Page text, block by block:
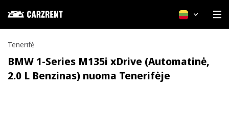
Lietuvių
Tenerifė
BMW 1-Series M135i xDrive (Automatinė,
2.0 L Benzinas) nuoma Tenerifėje